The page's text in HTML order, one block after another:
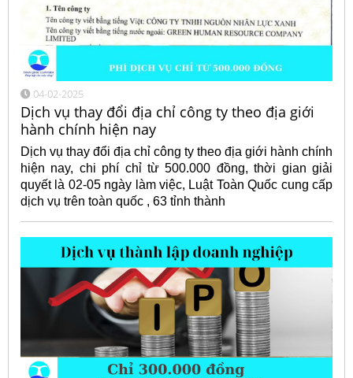
04-02-2025
Dịch vụ thay đổi địa chỉ công ty theo địa giới
hành chính hiện nay
Dịch vụ thay đổi địa chỉ công ty theo địa giới hành chính
hiện nay, chi phí chỉ từ 500.000 đồng, thời gian giải
quyết là 02-05 ngày làm việc, Luật Toàn Quốc cung cấp
dịch vụ trên toàn quốc , 63 tỉnh thành